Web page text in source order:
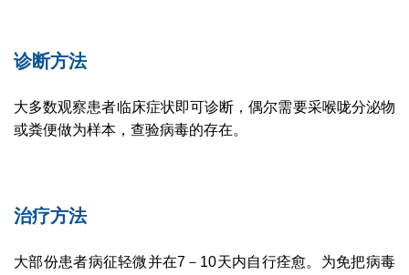
诊断方法
大多数观察患者临床症状即可诊断，偶尔需要采喉咙分泌物
或粪便做为样本，查验病毒的存在。
治疗方法
大部份患者病征轻微并在7－10天内自行痊愈。为免把病毒